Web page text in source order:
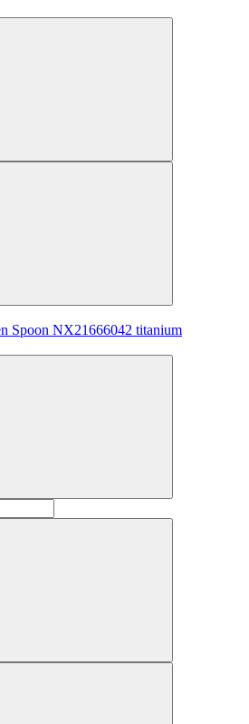
Spoon NX21666042 titanium